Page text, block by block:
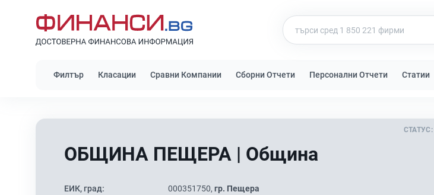
Филтър Класации Сравни Компании Сборни Отчети Персонални Отчети Статии
ОБЩИНА ПЕЩЕРА | Община
СТАТУС:
ЕИК, град: 000351750, гр. Пещера